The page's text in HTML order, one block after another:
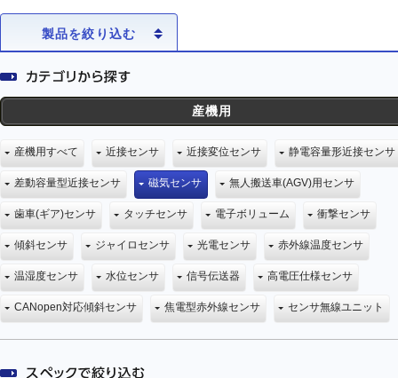
製品を絞り込む
産機用
産機用すべて 近接センサ 近接変位センサ 静電容量形近接センサ
差動容量型近接センサ 磁気センサ 無人搬送車(AGV)用センサ
歯車(ギア)センサ タッチセンサ 電子ボリューム 衝撃センサ
傾斜センサ ジャイロセンサ 光電センサ 赤外線温度センサ
温湿度センサ 水位センサ 信号伝送器 高電圧仕様センサ
CANopen対応傾斜センサ 焦電型赤外線センサ センサ無線ユニット